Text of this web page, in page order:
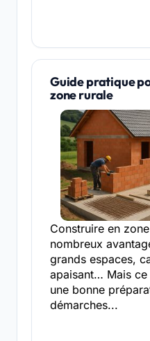
Guide pratique
zone rurale
Construire en
nombreux
grands espaces,
apaisant… Mais
une bonne
démarches...